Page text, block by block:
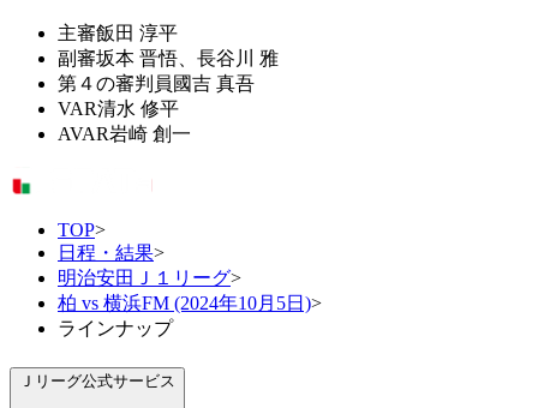
主審飯田 淳平
副審坂本 晋悟、長谷川 雅
第４の審判員 國吉 真吾
VAR清水 修平
AVAR岩崎 創一
TOP>
日程・結果>
明治安田Ｊ１リーグ>
柏 vs 横浜FM (2024年10月5日)>
ラインナップ
Ｊリーグ公式サービス